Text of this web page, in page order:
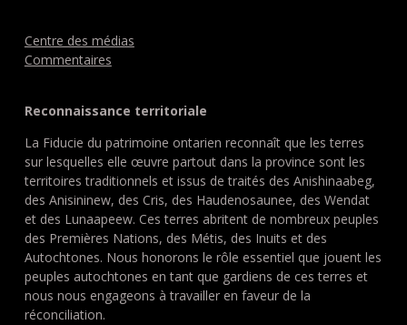
Centre des médias
Commentaires
Reconnaissance territoriale
La Fiducie du patrimoine ontarien reconnaît que les terres
sur lesquelles elle œuvre partout dans la province sont les
territoires traditionnels et issus de traités des Anishinaabeg,
des Anisininew, des Cris, des Haudenosaunee, des Wendat
et des Lunaapeew. Ces terres abritent de nombreux peuples
des Premières Nations, des Métis, des Inuits et des
Autochtones. Nous honorons le rôle essentiel que jouent les
peuples autochtones en tant que gardiens de ces terres et
nous nous engageons à travailler en faveur de la
réconciliation.